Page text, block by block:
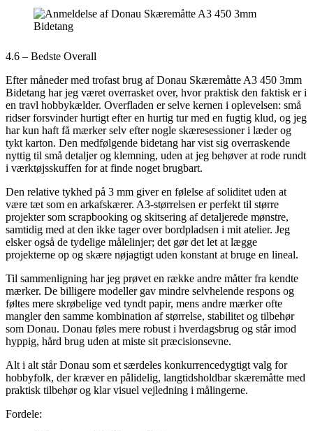
4.6 – Bedste Overall
Efter måneder med trofast brug af Donau Skæremåtte A3 450 3mm
Bidetang har jeg været overrasket over, hvor praktisk den faktisk er i
en travl hobbykælder. Overfladen er selve kernen i oplevelsen: små
ridser forsvinder hurtigt efter en hurtig tur med en fugtig klud, og jeg
har kun haft få mærker selv efter nogle skæresessioner i læder og
tykt karton. Den medfølgende bidetang har vist sig overraskende
nyttig til små detaljer og klemning, uden at jeg behøver at rode rundt
i værktøjsskuffen for at finde noget brugbart.
Den relative tykhed på 3 mm giver en følelse af soliditet uden at
være tæt som en arkafskærer. A3-størrelsen er perfekt til større
projekter som scrapbooking og skitsering af detaljerede mønstre,
samtidig med at den ikke tager over bordpladsen i mit atelier. Jeg
elsker også de tydelige målelinjer; det gør det let at lægge
projekterne op og skære nøjagtigt uden konstant at bruge en lineal.
Til sammenligning har jeg prøvet en række andre måtter fra kendte
mærker. De billigere modeller gav mindre selvhelende respons og
føltes mere skrøbelige ved tyndt papir, mens andre mærker ofte
mangler den samme kombination af størrelse, stabilitet og tilbehør
som Donau. Donau føles mere robust i hverdagsbrug og står imod
hyppig, hård brug uden at miste sit præcisionsevne.
Alt i alt står Donau som et særdeles konkurrencedygtigt valg for
hobbyfolk, der kræver en pålidelig, langtidsholdbar skæremåtte med
praktisk tilbehør og klar visuel vejledning i målingerne.
Fordele: